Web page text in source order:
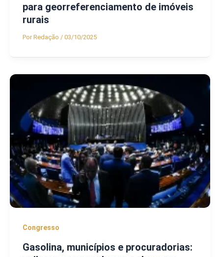
para georreferenciamento de imóveis
rurais
PorRedação / 03/10/2025
Congresso
Gasolina, municípios e procuradorias: